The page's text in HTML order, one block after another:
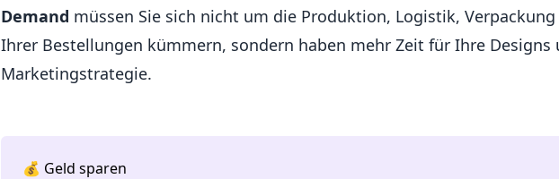
Demand müssen Sie sich nicht um die Produktion, Logistik,
Ihrer Bestellungen kümmern, sondern haben mehr Zeit für Ihre Designs
Marketingstrategie.
💰 Geld sparen